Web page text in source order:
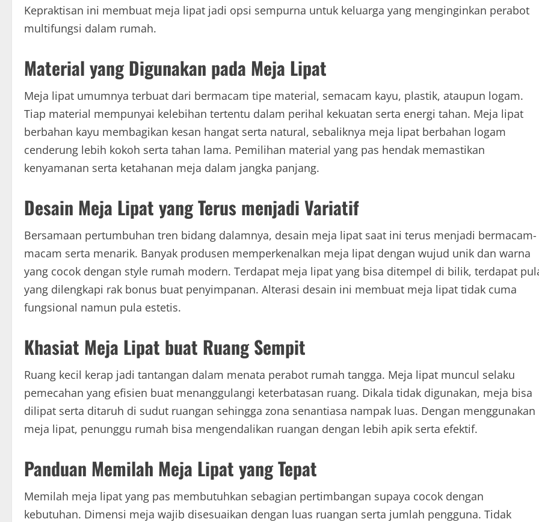
Kepraktisan ini membuat meja lipat jadi opsi sempurna untuk keluarga yang menginginkan perabot
multifungsi dalam rumah.
Material yang Digunakan pada Meja Lipat
Meja lipat umumnya terbuat dari bermacam tipe material, semacam kayu, plastik, ataupun logam.
Tiap material mempunyai kelebihan tertentu dalam perihal kekuatan serta energi tahan. Meja lipat
berbahan kayu membagikan kesan hangat serta natural, sebaliknya meja lipat berbahan logam
cenderung lebih kokoh serta tahan lama. Pemilihan material yang pas hendak memastikan
kenyamanan serta ketahanan meja dalam jangka panjang.
Desain Meja Lipat yang Terus menjadi Variatif
Bersamaan pertumbuhan tren bidang dalamnya, desain meja lipat saat ini terus menjadi bermacam-
macam serta menarik. Banyak produsen memperkenalkan meja lipat dengan wujud unik dan warna
yang cocok dengan style rumah modern. Terdapat meja lipat yang bisa ditempel di bilik, terdapat
yang dilengkapi rak bonus buat penyimpanan. Alterasi desain ini membuat meja lipat tidak cuma
fungsional namun pula estetis.
Khasiat Meja Lipat buat Ruang Sempit
Ruang kecil kerap jadi tantangan dalam menata perabot rumah tangga. Meja lipat muncul selaku
pemecahan yang efisien buat menanggulangi keterbatasan ruang. Dikala tidak digunakan, meja bisa
dilipat serta ditaruh di sudut ruangan sehingga zona senantiasa nampak luas. Dengan menggunakan
meja lipat, penunggu rumah bisa mengendalikan ruangan dengan lebih apik serta efektif.
Panduan Memilah Meja Lipat yang Tepat
Memilah meja lipat yang pas membutuhkan sebagian pertimbangan supaya cocok dengan
kebutuhan. Dimensi meja wajib disesuaikan dengan luas ruangan serta jumlah pengguna. Tidak